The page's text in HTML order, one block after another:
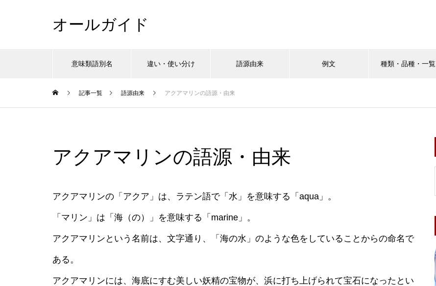
オールガイド
意味類語別名 違い・使い分け 語源由来 例文 種類・品種・一覧
記事一覧 語源由来 アクアマリンの語源・由来
アクアマリンの語源・由来
アクアマリンの「アクア」は、ラテン語で「水」を意味する「aqua」。
「マリン」は「海（の）」を意味する「marine」。
アクアマリンという名前は、文字通り、「海の水」のような色をしていることからの命名で
ある。
アクアマリンには、海底にすむ美しい妖精の宝物が、浜に打ち上げられて宝石になったとい